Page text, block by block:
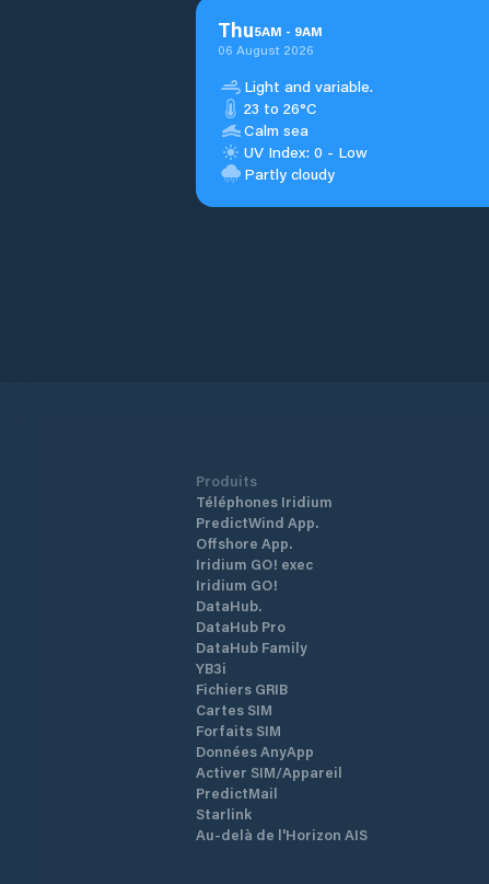
Thu5AM - 9AM
06 August 2026
Light and variable.
23 to 26°C
Calm sea
UV Index: 0 - Low
Partly cloudy
Produits
Téléphones Iridium
PredictWind App.
Offshore App.
Iridium GO! exec
Iridium GO!
DataHub.
DataHub Pro
DataHub Family
YB3i
Fichiers GRIB
Cartes SIM
Forfaits SIM
Données AnyApp
Activer SIM/Appareil
PredictMail
Starlink
Au-delà de l'Horizon AIS